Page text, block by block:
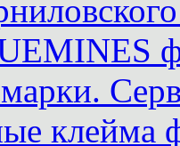
клейма